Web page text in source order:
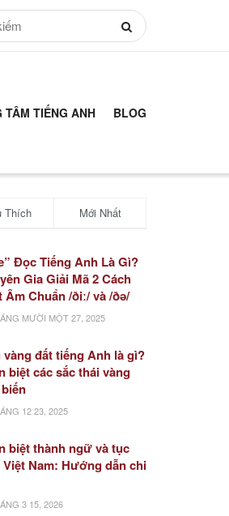
TÂM TIẾNG ANH BLOG
Thích Mới Nhất
Đọc Tiếng Anh Là Gì?
Gia Giải Mã 2 Cách
Âm Chuẩn /ðiː/ và /ðə/
MƯỜI MỘT 27, 2025
vàng đất tiếng Anh là gì?
biệt các sắc thái vàng
12 23, 2025
biệt thành ngữ và tục
Nam: Hướng dẫn chi
3 15, 2026